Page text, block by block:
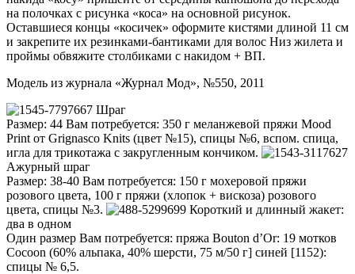
на полочках с рисунка «коса» на основной рисунок.
Оставшиеся концы «косичек» оформите кистями длиной 11 см
и закрепите их резинками-бантиками для волос Низ жилета и
проймы обвяжите столбиками с накидом + ВП.
Модель из журнала «Журнал Мод», №550, 2011
Шраг
Размер: 44 Вам потребуется: 350 г меланжевой пряжи Mood
Print от Grignasco Knits (цвет №15), спицы №6, вспом. спица,
игла для трикотажа с закругленным кончиком.
Ажурный шраг
Размер: 38-40 Вам потребуется: 150 г мохеровой пряжи
розового цвета, 100 г пряжи (хлопок + вискоза) розового
цвета, спицы №3.
Короткий и длинный жакет:
два в одном
Один размер Вам потребуется: пряжа Bouton d’Or: 19 мотков
Cocoon (60% альпака, 40% шерсти, 75 м/50 г] синей [1152):
спицы № 6,5.